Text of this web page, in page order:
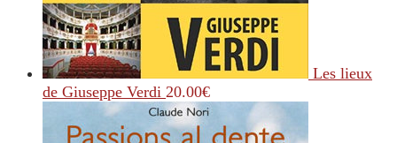
Les lieux
de Giuseppe Verdi 20.00€